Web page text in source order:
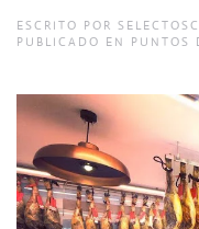
ESCRITO POR
PUBLICADO EN PUNTOS